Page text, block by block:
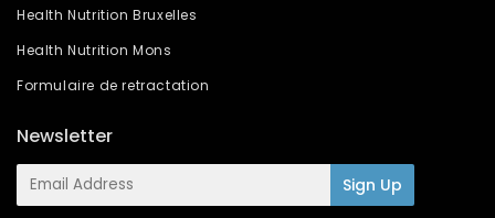
Health Nutrition Bruxelles
Health Nutrition Mons
Formulaire de retractation
Newsletter
E-
mail
Sign Up